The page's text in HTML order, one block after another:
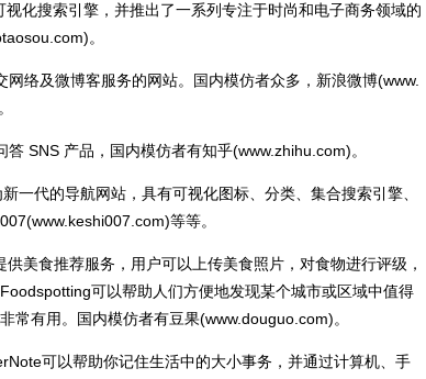
搜索引擎，并推出了一系列专注于时尚和电子商务领域的
。
络及微博客服务的网站。国内模仿者众多，新浪微博(www.
SNS 产品，国内模仿者有知乎(www.zhihu.com)。
代的导航网站，具有可视化图标、分类、集合搜索引擎、
等等。
食推荐服务，用户可以上传美食照片，对食物进行评级，
可以帮助人们方便地发现某个城市或区域中值得
常有用。国内模仿者有豆果(www.douguo.com)。
可以帮助你记住生活中的大小事务，并通过计算机、手